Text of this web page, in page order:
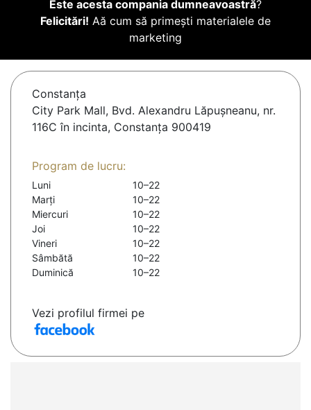
Este acesta compania dumneavoastră?
Felicitări! Aă cum să primești materialele de
marketing
Constanţa
City Park Mall, Bvd. Alexandru Lăpușneanu, nr.
116C în incinta, Constanța 900419
Program de lucru:
Luni
10–22
Marți
10–22
Miercuri
10–22
Joi
10–22
Vineri
10–22
Sâmbătă
10–22
Duminică
10–22
Vezi profilul firmei pe